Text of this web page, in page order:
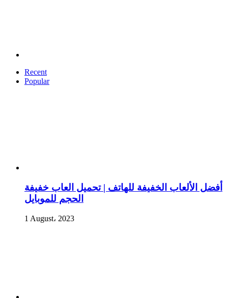
Recent
Popular
أفضل الألعاب الخفيفة للهاتف | تحميل العاب خفيفة
الحجم للموبايل
1 August، 2023